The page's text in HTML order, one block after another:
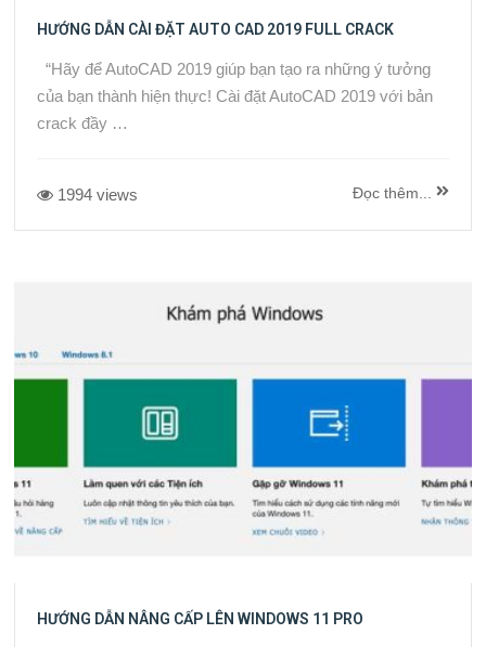
HƯỚNG DẪN CÀI ĐẶT AUTO CAD 2019 FULL CRACK
“Hãy để AutoCAD 2019 giúp bạn tạo ra những ý tưởng
của bạn thành hiện thực! Cài đặt AutoCAD 2019 với bản
crack đầy …
1994 views Đọc thêm...
HƯỚNG DẪN NÂNG CẤP LÊN WINDOWS 11 PRO